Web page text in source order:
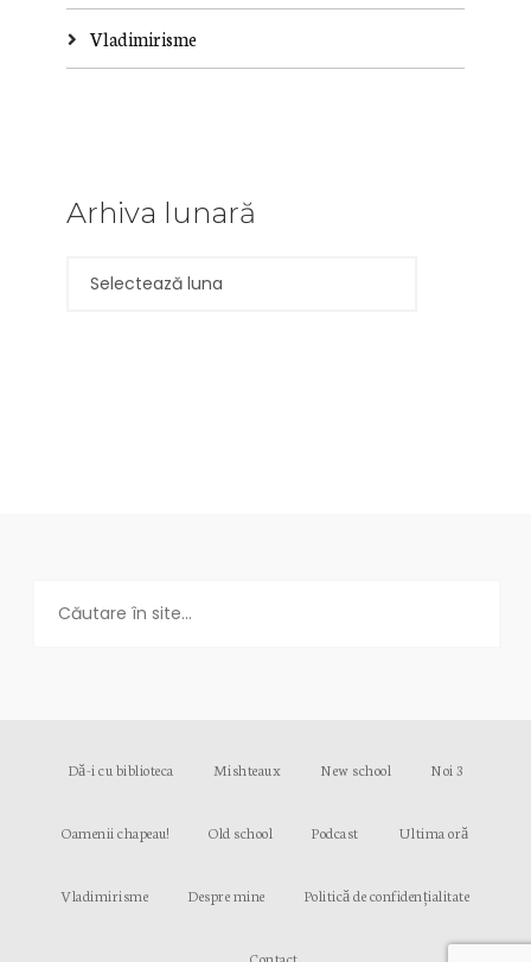
Vladimirisme
Arhiva lunară
Dă-i cu biblioteca Mishteaux New school Noi 3
Oamenii chapeau! Old school Podcast Ultima oră
Vladimirisme Despre mine Politică de confidențialitate